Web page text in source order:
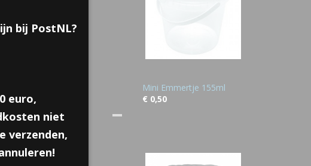
fles!
Mini Emmertje 155ml
€ 0,50
bij PostNL?
euro,
niet
verzenden,